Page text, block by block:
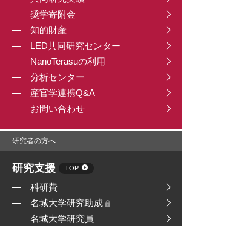
奨学寄附金
知的財産
LED共同研究センター
NanoTerasuの利用
分析センター
産官学連携Q&A
お問い合わせ
研究者の方へ
研究支援 TOP
科研費
名城大学研究助成
名城大学研究員